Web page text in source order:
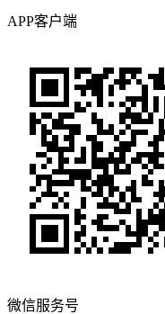
APP客户端
微信服务号